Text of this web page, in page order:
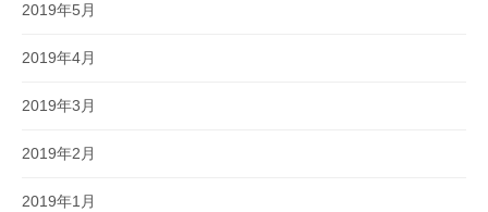
2019年5月
2019年4月
2019年3月
2019年2月
2019年1月